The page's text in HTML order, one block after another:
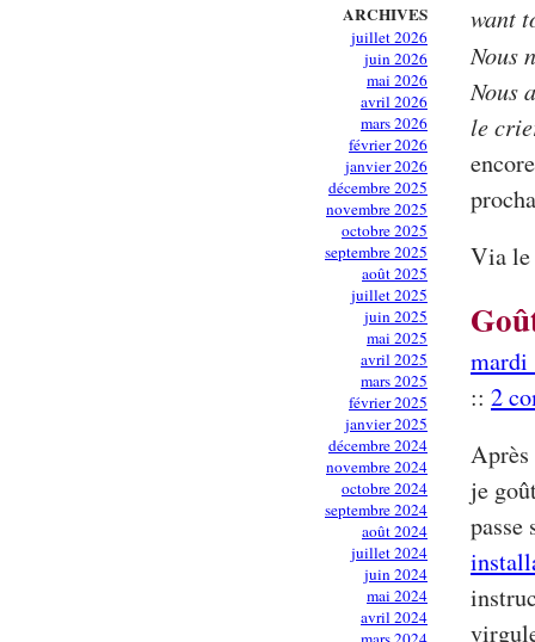
ARCHIVES
juillet 2026
juin 2026
mai 2026
avril 2026
mars 2026
février 2026
janvier 2026
décembre 2025
novembre 2025
octobre 2025
septembre 2025
août 2025
juillet 2025
juin 2025
mai 2025
avril 2025
mars 2025
février 2025
janvier 2025
décembre 2024
novembre 2024
octobre 2024
septembre 2024
août 2024
juillet 2024
juin 2024
mai 2024
avril 2024
want
Nous
Nous
le
Via
mardi
:: 2
Après
je